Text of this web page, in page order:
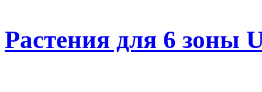
Растения для 6 зоны